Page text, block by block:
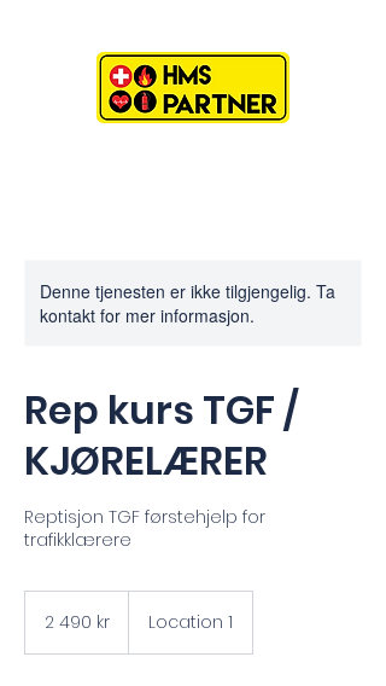
Denne tjenesten er ikke tilgjengelig. Ta
kontakt for mer informasjon.
Rep kurs TGF /
KJØRELÆRER
Reptisjon TGF førstehjelp for
trafikklærere
kroner2 490 kr Location 1